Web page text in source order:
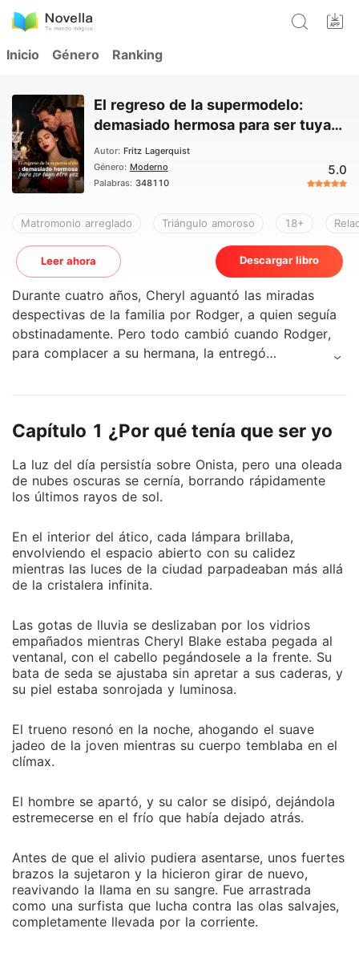
Inicio Género Ranking
El regreso de la supermodelo:
demasiado hermosa para ser tuya
otra vez
Autor: Fritz Lagerquist
Género: Moderno
Palabras: 348110
5.0
Matromonio arreglado Triángulo amoroso 18+
Leer ahora Descargar libro
Durante cuatro años, Cheryl aguantó las miradas
despectivas de la familia por Rodger, a quien seguía
obstinadamente. Pero todo cambió cuando Rodger,
para complacer a su hermana, la entregó
en su trabajo y deslumbró al mundo como una
Rodger fueron recibidas con un helado silencio.
Ahora, Shane, el líder de la familia más poderosa de
la ciudad, se arrodilló ante ella en la alfombra roja,
dispuesto".
Capítulo 1 ¿Por qué tenía que ser yo
La luz del día persistía sobre Onista, pero una oleada
de nubes oscuras se cernía, borrando rápidamente
los últimos rayos de sol.
En el interior del ático, cada lámpara brillaba,
envolviendo el espacio abierto con su calidez
mientras las luces de la ciudad parpadeaban más allá
de la cristalera infinita.
Las gotas de lluvia se deslizaban por los vidrios
empañados mientras Cheryl Blake estaba pegada al
ventanal, con el cabello pegándosele a la frente. Su
bata de seda se ajustaba sin apretar a sus caderas, y
su piel estaba sonrojada y luminosa.
El trueno resonó en la noche, ahogando el suave
jadeo de la joven mientras su cuerpo temblaba en el
clímax.
El hombre se apartó, y su calor se disipó, dejándola
estremecerse en el frío que había dejado atrás.
Antes de que el alivio pudiera asentarse, unos fuertes
brazos la sujetaron y la hicieron girar de nuevo,
reavivando la llama en su sangre. Fue arrastrada
como una surfista que lucha contra las olas salvajes,
completamente llevada por la corriente.